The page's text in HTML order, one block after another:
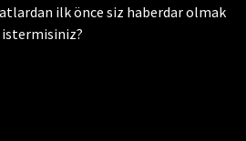
ilk önce siz haberdar olmak
istermisiniz?